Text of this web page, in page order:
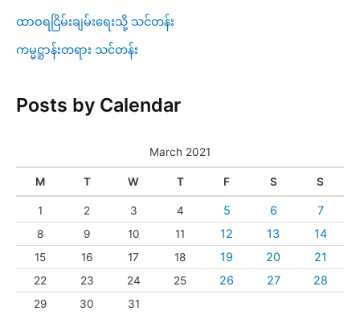
ထာဝရငြိမ်းချမ်းရေးသို့ သင်တန်း
ကမ္မဋ္ဌာန်းတရား သင်တန်း
Posts by Calendar
March 2021
M T W T F S S
1 2 3 4 5 6 7
8 9 10 11 12 13 14
15 16 17 18 19 20 21
22 23 24 25 26 27 28
29 30 31